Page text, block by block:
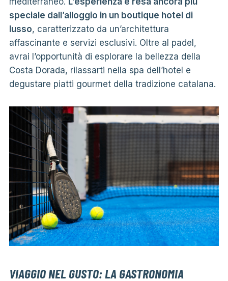
speciale dall’alloggio in un boutique hotel di
lusso, caratterizzato da un’architettura
affascinante e servizi esclusivi. Oltre al padel,
avrai l’opportunità di esplorare la bellezza della
Costa Dorada, rilassarti nella spa dell’hotel e
degustare piatti gourmet della tradizione catalana.
VIAGGIO NEL GUSTO: LA GASTRONOMIA